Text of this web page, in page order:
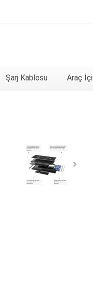
Şarj Kablosu Araç İçi